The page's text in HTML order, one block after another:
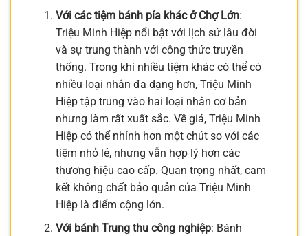
Với các tiệm bánh pía khác ở Chợ Lớn:
Triệu Minh Hiệp nổi bật với lịch sử lâu đời
và sự trung thành với công thức truyền
thống. Trong khi nhiều tiệm khác có thể có
nhiều loại nhân đa dạng hơn, Triệu Minh
Hiệp tập trung vào hai loại nhân cơ bản
nhưng làm rất xuất sắc. Về giá, Triệu Minh
Hiệp có thể nhỉnh hơn một chút so với các
tiệm nhỏ lẻ, nhưng vẫn hợp lý hơn các
thương hiệu cao cấp. Quan trọng nhất, cam
kết không chất bảo quản của Triệu Minh
Hiệp là điểm cộng lớn.
Với bánh Trung thu công nghiệp: Bánh